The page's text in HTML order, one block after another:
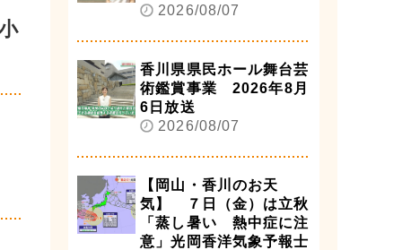
2026/08/07
香川県県民ホール舞台芸
術鑑賞事業 2026年8月
6日放送
2026/08/07
【岡山・香川のお天
気】 ７日（金）は立秋
「蒸し暑い 熱中症に注
意」光岡香洋気象予報士